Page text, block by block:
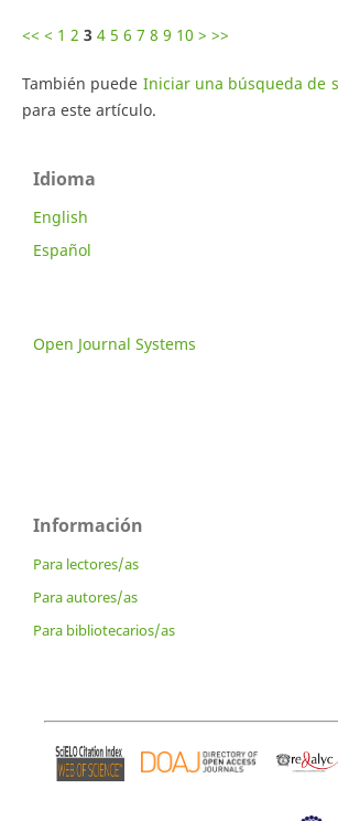
<< < 1 2 3 4 5 6 7 8 9 10 > >>
También puede Iniciar una búsqueda de
para este artículo.
Idioma
English
Español
Open Journal Systems
Información
Para lectores/as
Para autores/as
Para bibliotecarios/as